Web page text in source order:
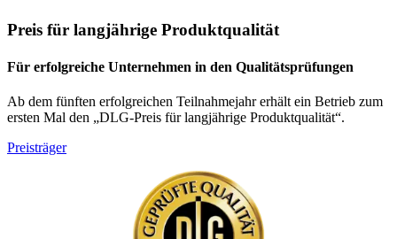
Preis für langjährige Produktqualität
Für erfolgreiche Unternehmen in den Qualitätsprüfungen
Ab dem fünften erfolgreichen Teilnahmejahr erhält ein Betrieb zum
ersten Mal den „DLG-Preis für langjährige Produktqualität“.
Preisträger